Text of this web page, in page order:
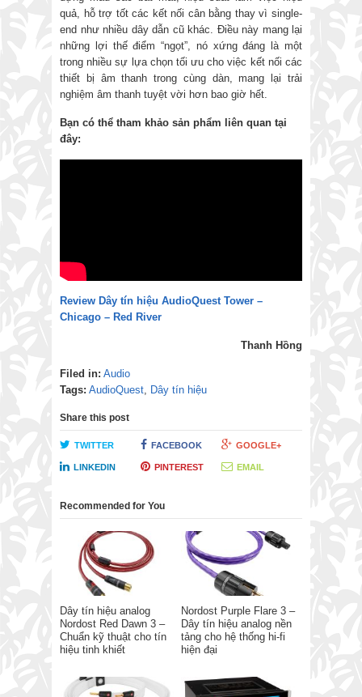
quả, hỗ trợ tốt các kết nối cân bằng thay vì single-
end như nhiều dây dẫn cũ khác. Điều này mang lại
những lợi thế điểm “ngọt”, nó xứng đáng là một
trong nhiều sự lựa chọn tối ưu cho việc kết nối các
thiết bị âm thanh trong cùng dàn, mang lại trải
nghiệm âm thanh tuyệt vời hơn bao giờ hết.
Bạn có thể tham khảo sản phẩm liên quan tại
đây:
Review Dây tín hiệu AudioQuest Tower –
Chicago – Red River
Thanh Hồng
Filed in: Audio
Tags: AudioQuest, Dây tín hiệu
Share this post
TWITTER FACEBOOK GOOGLE+
LINKEDIN PINTEREST EMAIL
Recommended for You
Dây tín hiệu analog
Nordost Red Dawn 3 –
Chuẩn kỹ thuật cho tín
hiệu tinh khiết
Nordost Purple Flare 3 –
Dây tín hiệu analog nền
tảng cho hệ thống hi-fi
hiện đại